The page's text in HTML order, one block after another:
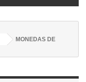
MONEDAS DE